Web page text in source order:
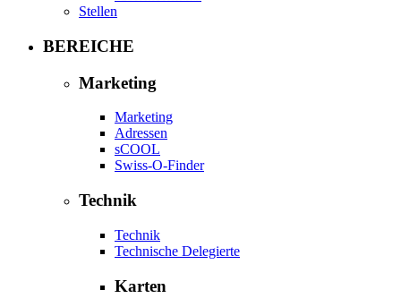
Stellen
BEREICHE
Marketing
Marketing
Adressen
sCOOL
Swiss-O-Finder
Technik
Technik
Technische Delegierte
Karten